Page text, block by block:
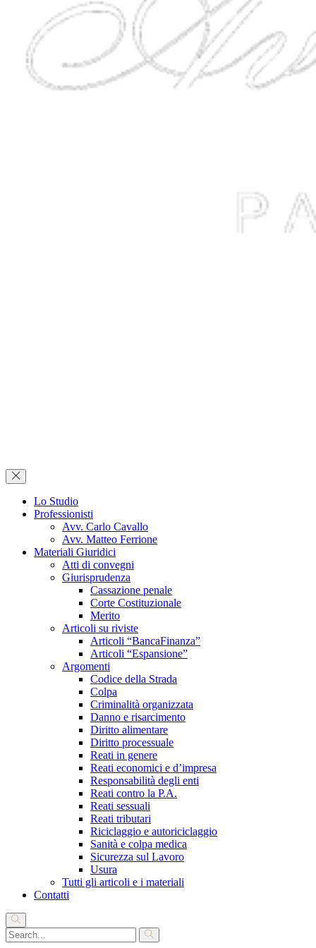
Lo Studio
Professionisti
Avv. Carlo Cavallo
Avv. Matteo Ferrione
Materiali Giuridici
Atti di convegni
Giurisprudenza
Cassazione penale
Corte Costituzionale
Merito
Articoli su riviste
Articoli “BancaFinanza”
Articoli “Espansione”
Argomenti
Codice della Strada
Colpa
Criminalità organizzata
Danno e risarcimento
Diritto alimentare
Diritto processuale
Reati in genere
Reati economici e d’impresa
Responsabilità degli enti
Reati contro la P.A.
Reati sessuali
Reati tributari
Riciclaggio e autoriciclaggio
Sanità e colpa medica
Sicurezza sul Lavoro
Usura
Tutti gli articoli e i materiali
Contatti